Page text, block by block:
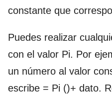
constante que
Puedes realizar
con el valor Pi. Por
un número al valor
escribe = Pi ()+ dato.